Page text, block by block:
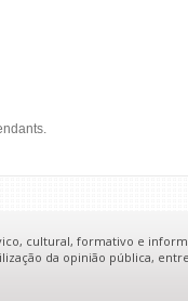
cultural, formativo e
da opinião pública,